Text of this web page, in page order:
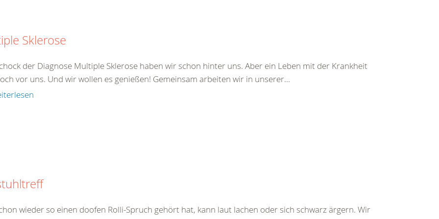
Sklerose
der Diagnose Multiple Sklerose haben wir schon hinter uns. Aber ein Leben mit der Krankheit
vor uns. Und wir wollen es genießen! Gemeinsam arbeiten wir in unserer...
wieder so einen doofen Rolli-Spruch gehört hat, kann laut lachen oder sich schwarz ärgern. Wir